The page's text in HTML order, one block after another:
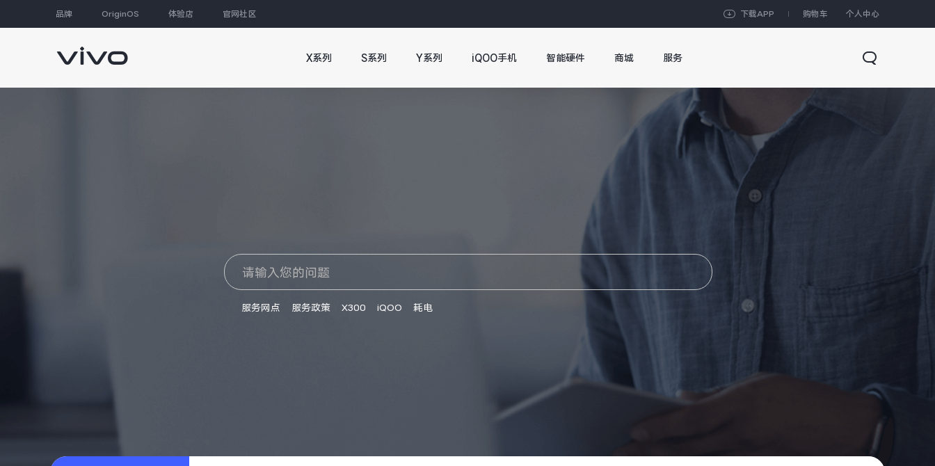
品牌 OriginOS 体验店 官网社区 下载APP 购物车 个人中心
X系列 S系列 Y系列 iQOO手机 智能硬件 商城 服务
服务网点 服务政策 X300 iQOO 耗电